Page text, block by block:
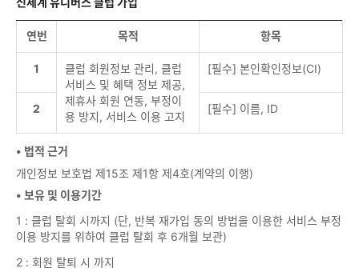
연번 목적 항목
1
클럽 회원정보 관리, 클럽
서비스 및 혜택 정보 제공,
제휴사 회원 연동, 부정이
용 방지, 서비스 이용 고지
[필수] 본인확인정보(CI)
2 [필수] 이름, ID
• 법적 근거
개인정보 보호법 제15조 제1항 제4호(계약의 이행)
• 보유 및 이용기간
1 : 클럽 탈회 시까지 (단, 반복 재가입 동의 방법을 이용한 서비스 부정
이용 방지를 위하여 클럽 탈회 후 6개월 보관)
2 : 회원 탈퇴 시 까지